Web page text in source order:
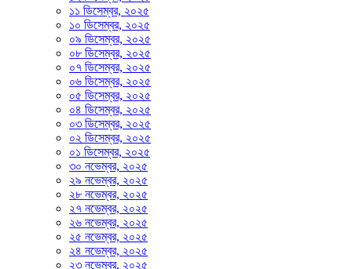
১১ ডিসেম্বর, ২০২৫
১০ ডিসেম্বর, ২০২৫
০৯ ডিসেম্বর, ২০২৫
০৮ ডিসেম্বর, ২০২৫
০৭ ডিসেম্বর, ২০২৫
০৬ ডিসেম্বর, ২০২৫
০৫ ডিসেম্বর, ২০২৫
০৪ ডিসেম্বর, ২০২৫
০৩ ডিসেম্বর, ২০২৫
০২ ডিসেম্বর, ২০২৫
০১ ডিসেম্বর, ২০২৫
৩০ নভেম্বর, ২০২৫
২৯ নভেম্বর, ২০২৫
২৮ নভেম্বর, ২০২৫
২৭ নভেম্বর, ২০২৫
২৬ নভেম্বর, ২০২৫
২৫ নভেম্বর, ২০২৫
২৪ নভেম্বর, ২০২৫
২৩ নভেম্বর, ২০২৫